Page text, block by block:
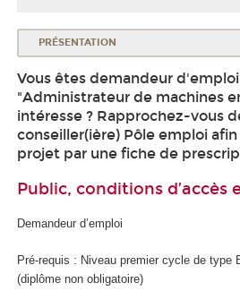
PRÉSENTATION
Vous êtes demandeur
"Administrateur de machines
intéresse ? Rapprochez-vous
conseiller(ière) Pôle emploi
projet par une fiche de
Public, conditions d’accès
Demandeur d’emploi
Pré-requis : Niveau premier cycle de type
(diplôme non obligatoire)